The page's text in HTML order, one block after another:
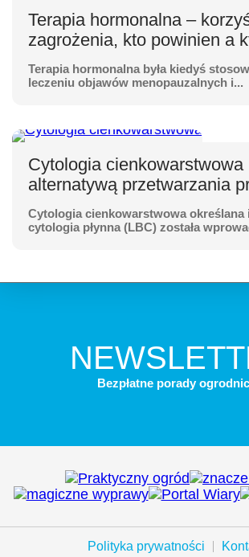
Terapia hormonalna –
zagrożenia, kto powinien a
Terapia hormonalna była kiedyś
leczeniu objawów menopauzalnych i...
Cytologia cienkowarstwowa
alternatywą przetwarzania
Cytologia cienkowarstwowa określana
cytologia płynna (LBC) została
Bezpłatne porady
Polityka prywatności